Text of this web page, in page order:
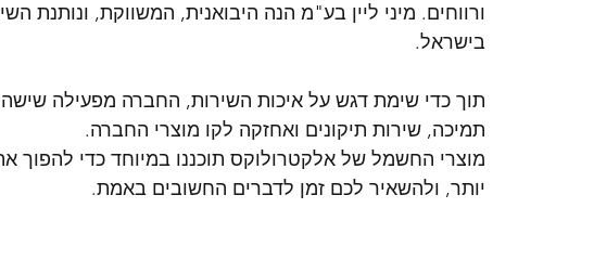
ורווחים. מיני ליין בע"מ הנה היבואנית, המשווקת, ונותנת
בישראל.
תוך כדי שימת דגש על איכות השירות, החברה מפעילה
תמיכה, שירות תיקונים ואחזקה לקו מוצרי החברה.
מוצרי החשמל של אלקטרולוקס תוכננו במיוחד כדי להפוך
יותר, ולהשאיר לכם זמן לדברים החשובים באמת.